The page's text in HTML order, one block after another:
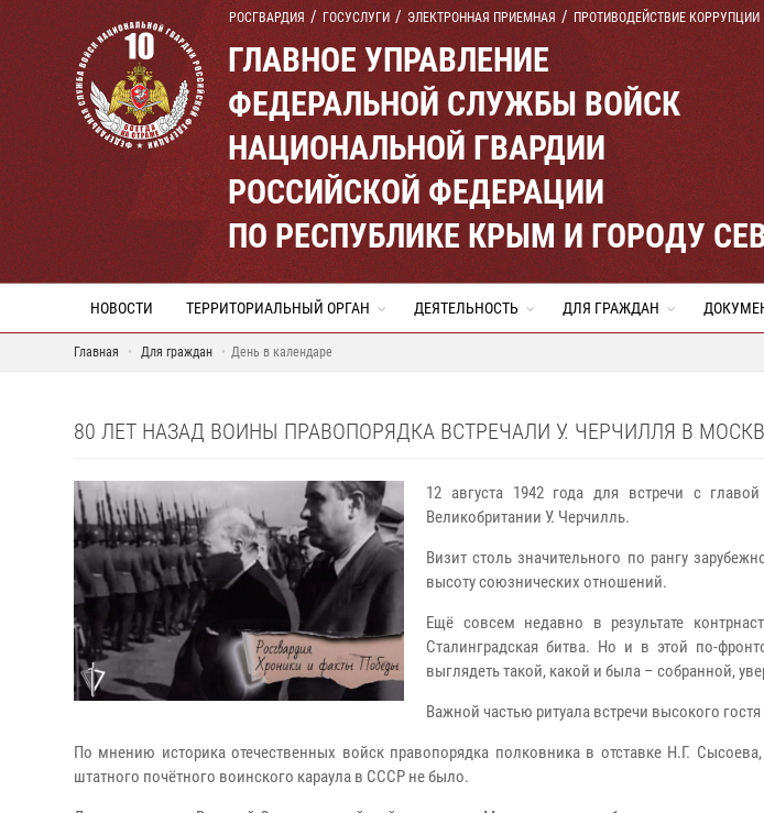
РОСГВАРДИЯ ГОСУСЛУГИ ЭЛЕКТРОННАЯ ПРИЕМНАЯ ПРОТИВОДЕЙСТВИЕ КОРРУПЦИИ
ГЛАВНОЕ УПРАВЛЕНИЕ
ФЕДЕРАЛЬНОЙ СЛУЖБЫ ВОЙСК
НАЦИОНАЛЬНОЙ ГВАРДИИ
РОССИЙСКОЙ ФЕДЕРАЦИИ
ПО РЕСПУБЛИКЕ КРЫМ И ГОРОДУ
НОВОСТИ ТЕРРИТОРИАЛЬНЫЙ ОРГАН ДЕЯТЕЛЬНОСТЬ ДЛЯ ГРАЖДАН
Главная Для граждан День в календаре
80 ЛЕТ НАЗАД ВОИНЫ ПРАВОПОРЯДКА ВСТРЕЧАЛИ У. ЧЕРЧИЛЛЯ В
12 августа 1942 года для встречи с
Великобритании У. Черчилль.
Визит столь значительного по рангу
высоту союзнических отношений.
Ещё совсем недавно в результате
Сталинградская битва. Но и в этой по-
выглядеть такой, какой и была – собранной,
Важной частью ритуала встречи высокого
По мнению историка отечественных войск правопорядка полковника в отставке Н.Г.
штатного почётного воинского караула в СССР не было.